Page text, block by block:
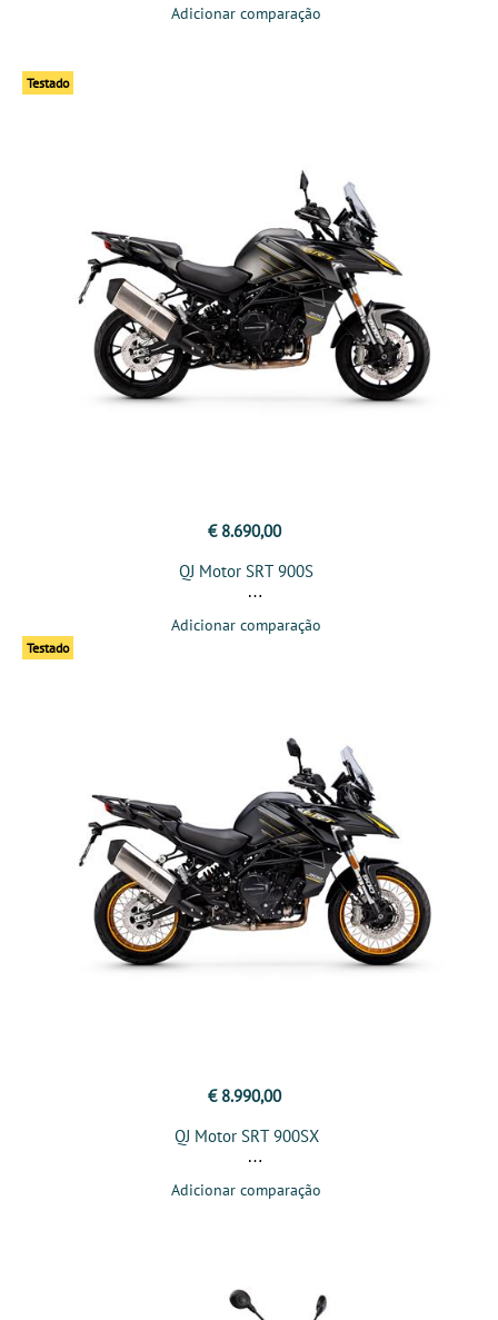
Adicionar comparação
Testado
€ 8.690,00
QJ Motor SRT 900S
Adicionar comparação
Testado
€ 8.990,00
QJ Motor SRT 900SX
Adicionar comparação